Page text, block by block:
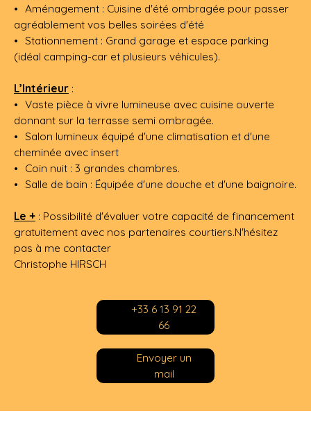
Aménagement : Cuisine d'été ombragée pour passer
agréablement vos belles soirées d'été
Stationnement : Grand garage et espace parking
(idéal camping-car et plusieurs véhicules).
L’Intérieur :
Vaste pièce à vivre lumineuse avec cuisine ouverte
donnant sur la terrasse semi ombragée.
Salon lumineux équipé d'une climatisation et d'une
cheminée avec insert
Coin nuit : 3 grandes chambres.
Salle de bain : Équipée d'une douche et d'une baignoire.
Le + : Possibilité d'évaluer votre capacité de financement
gratuitement avec nos partenaires courtiers.N'hésitez
pas à me contacter
Christophe HIRSCH
+33 6 13 91 22
66
Envoyer un
mail